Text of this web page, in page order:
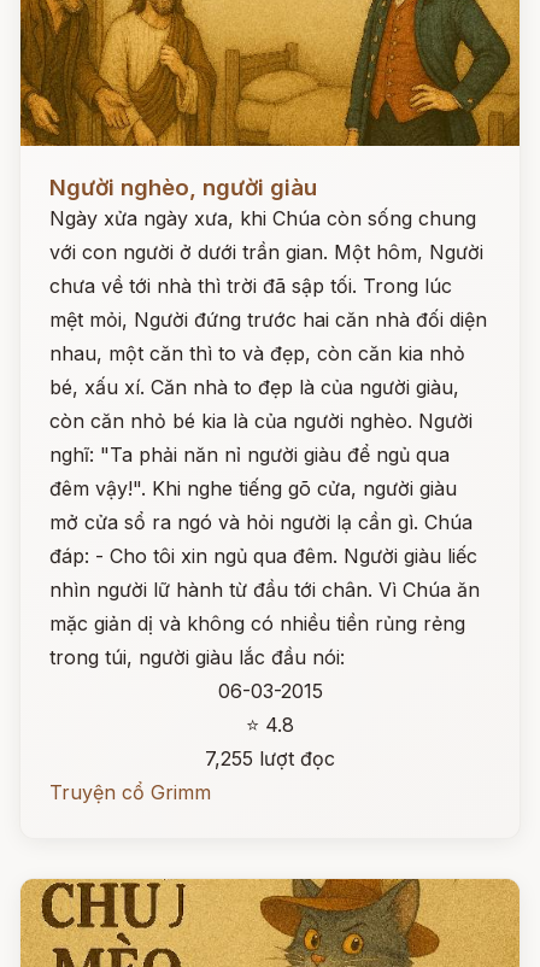
Người nghèo, người giàu
Ngày xửa ngày xưa, khi Chúa còn sống chung
với con người ở dưới trần gian. Một hôm, Người
chưa về tới nhà thì trời đã sập tối. Trong lúc
mệt mỏi, Người đứng trước hai căn nhà đối diện
nhau, một căn thì to và đẹp, còn căn kia nhỏ
bé, xấu xí. Căn nhà to đẹp là của người giàu,
còn căn nhỏ bé kia là của người nghèo. Người
nghĩ: "Ta phải năn nỉ người giàu để ngủ qua
đêm vậy!". Khi nghe tiếng gõ cửa, người giàu
mở cửa sổ ra ngó và hỏi người lạ cần gì. Chúa
đáp: - Cho tôi xin ngủ qua đêm. Người giàu liếc
nhìn người lữ hành từ đầu tới chân. Vì Chúa ăn
mặc giản dị và không có nhiều tiền rủng rẻng
trong túi, người giàu lắc đầu nói:
06-03-2015
⭐ 4.8
7,255 lượt đọc
Truyện cổ Grimm